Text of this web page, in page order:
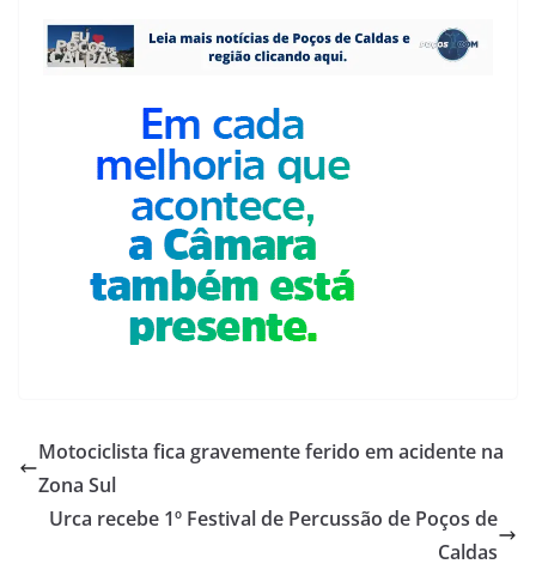
Motociclista fica gravemente ferido em acidente na
Zona Sul
Urca recebe 1º Festival de Percussão de Poços de
Caldas